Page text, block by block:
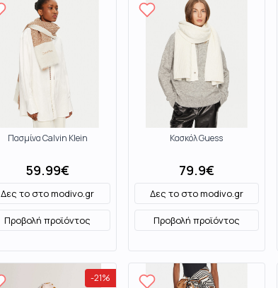
Πασμίνα Calvin Klein
59.99€
Δες το στοmodivo.gr
Προβολή προϊόντος
Κασκόλ Guess
79.9€
Δες το στοmodivo.gr
Προβολή προϊόντος
-21%